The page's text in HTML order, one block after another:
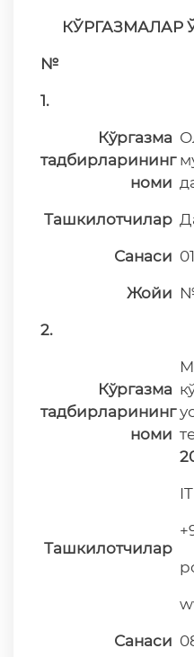
КЎРГАЗМАЛАР
№
1.
Кўргазма
тадбирларининг
номи
Ташкилотчилар
Санаси
Жойи
2.
Кўргазма
тадбирларининг
номи
Ташкилотчилар
Санаси